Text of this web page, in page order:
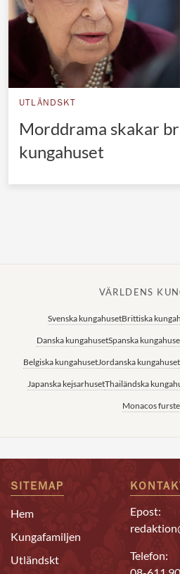
Spanska
Nederländska
Belgiska
Jordanska
UTLÄNDSKT
Morddrama skakar
kungahuset
VÄRLDENS
Svenska kungahusetBrittiska
Danska kungahusetSpanska
Belgiska kungahusetJordanska kungahuset
Japanska kejsarhusetThailändska
Monacos
SITEMAP
Hem
Kungafamiljen
Utländskt
Epost:
Telefon: